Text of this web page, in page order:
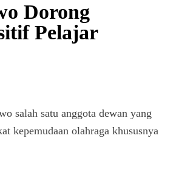
Dorong
Pelajar
salah satu anggota dewan yang
kepemudaan olahraga khususnya